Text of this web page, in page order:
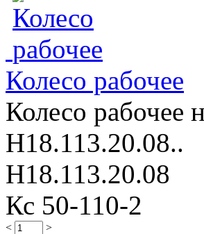
Колесо рабочее
Колесо рабочее
Н18.113.20.08..
Н18.113.20.08
Кс 50-110-2
< >